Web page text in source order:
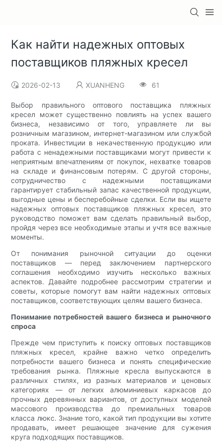
Как найти надежных оптовых
поставщиков пляжных кресел
2026-02-13 XUANHENG 61
Выбор правильного оптового поставщика пляжных
кресел может существенно повлиять на успех вашего
бизнеса, независимо от того, управляете ли вы
розничным магазином, интернет-магазином или службой
проката. Инвестиции в некачественную продукцию или
работа с ненадежными поставщиками могут привести к
неприятным впечатлениям от покупок, нехватке товаров
на складе и финансовым потерям. С другой стороны,
сотрудничество с надежными поставщиками
гарантирует стабильный запас качественной продукции,
выгодные цены и бесперебойные сделки. Если вы ищете
надежных оптовых поставщиков пляжных кресел, это
руководство поможет вам сделать правильный выбор,
пройдя через все необходимые этапы и учтя все важные
моменты.
От понимания рыночной ситуации до оценки
поставщиков — перед заключением партнерского
соглашения необходимо изучить несколько важных
аспектов. Давайте подробнее рассмотрим стратегии и
советы, которые помогут вам найти надежных оптовых
поставщиков, соответствующих целям вашего бизнеса.
Понимание потребностей вашего бизнеса и рыночного
спроса
Прежде чем приступить к поиску оптовых поставщиков
пляжных кресел, крайне важно четко определить
потребности вашего бизнеса и понять специфические
требования рынка. Пляжные кресла выпускаются в
различных стилях, из разных материалов и ценовых
категориях — от легких алюминиевых каркасов до
прочных деревянных вариантов, от доступных моделей
массового производства до премиальных товаров
класса люкс. Знание того, какой тип продукции вы хотите
продавать, имеет решающее значение для сужения
круга подходящих поставщиков.